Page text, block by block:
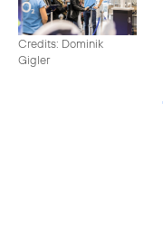
Credits: Dominik
Gigler